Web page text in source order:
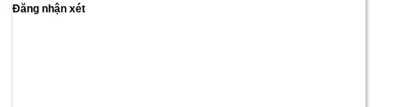
Đăng nhận xét